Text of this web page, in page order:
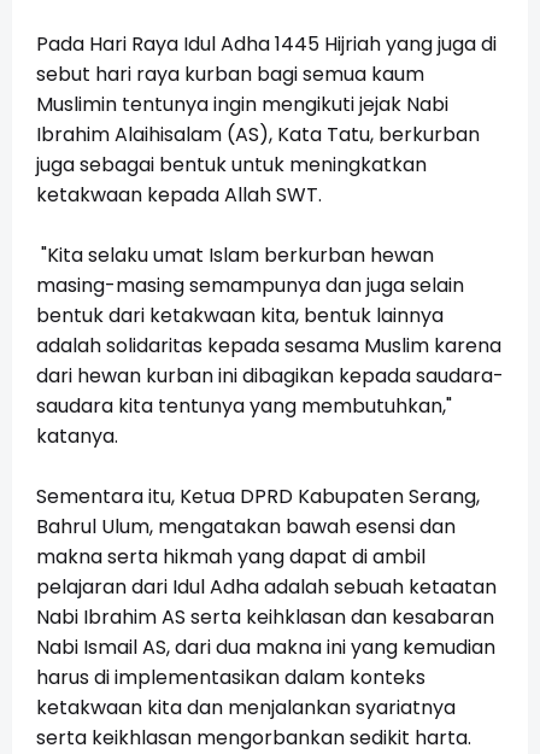
Pada Hari Raya Idul Adha 1445 Hijriah yang juga di
sebut hari raya kurban bagi semua kaum
Muslimin tentunya ingin mengikuti jejak Nabi
Ibrahim Alaihisalam (AS), Kata Tatu, berkurban
juga sebagai bentuk untuk meningkatkan
ketakwaan kepada Allah SWT.
"Kita selaku umat Islam berkurban hewan
masing-masing semampunya dan juga selain
bentuk dari ketakwaan kita, bentuk lainnya
adalah solidaritas kepada sesama Muslim karena
dari hewan kurban ini dibagikan kepada saudara-
saudara kita tentunya yang membutuhkan,"
katanya.
Sementara itu, Ketua DPRD Kabupaten Serang,
Bahrul Ulum, mengatakan bawah esensi dan
makna serta hikmah yang dapat di ambil
pelajaran dari Idul Adha adalah sebuah ketaatan
Nabi Ibrahim AS serta keihklasan dan kesabaran
Nabi Ismail AS, dari dua makna ini yang kemudian
harus di implementasikan dalam konteks
ketakwaan kita dan menjalankan syariatnya
serta keikhlasan mengorbankan sedikit harta.